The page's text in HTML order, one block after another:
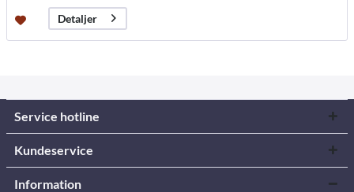
Detaljer
Service hotline
Kundeservice
Information